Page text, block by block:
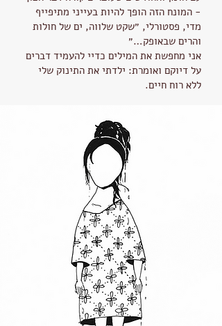
- המונח הזה הופך להיות בעייני מתיפייף
מדי, פסטורלי, ״שקט שלווה, ים של חולות
והרים שבאופק…״
אני מחפשת את המילים כדיי להעמיד דברים
על דיוקם ואומרת: ילדתי את התינוק שלי
ללא רוח חיים.